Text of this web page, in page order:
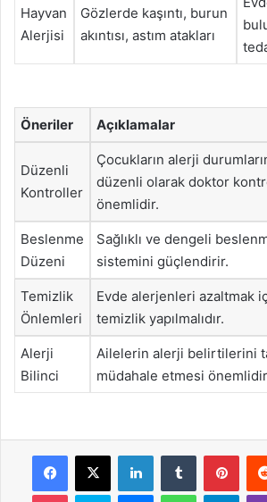
Hayvan
Alerjisi
Gözlerde kaşıntı, burun
akıntısı, astım atakları
Öneriler Açıklamalar
Düzenli
Kontroller
Çocukların alerji
düzenli olarak doktor
önemlidir.
Beslenme
Düzeni
Sağlıklı ve dengeli
sistemini güçlendirir.
Temizlik
Önlemleri
Evde alerjenleri azaltmak
temizlik yapılmalıdır.
Alerji
Bilinci
Ailelerin alerji belirtilerini
müdahale etmesi
Facebook
X LinkedInTumblr
Pocket Skype MessengerWhatsApp